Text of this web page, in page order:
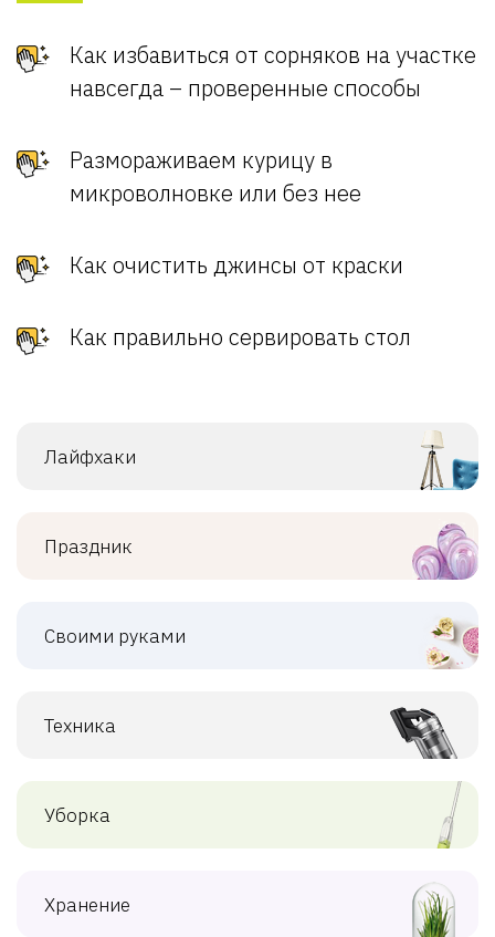
Как избавиться от сорняков на участке
навсегда – проверенные способы
Размораживаем курицу в
микроволновке или без нее
Как очистить джинсы от краски
Как правильно сервировать стол
Лайфхаки
Праздник
Своими руками
Техника
Уборка
Хранение